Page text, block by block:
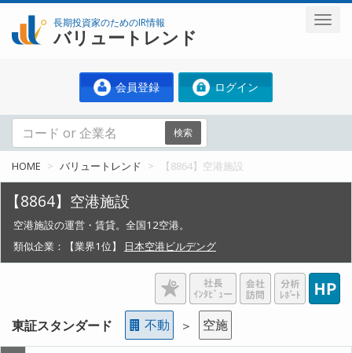
長期投資家のためのIR情報
バリュートレンド
会員登録 ログイン
検索
HOME バリュートレンド 【8864】空港施設
【8864】空港施設
空港施設の運営・賃貸。全国12空港。
類似企業：
【業界1位】 日本空港ビルデング
東証スタンダード 不動 ＞ 空施